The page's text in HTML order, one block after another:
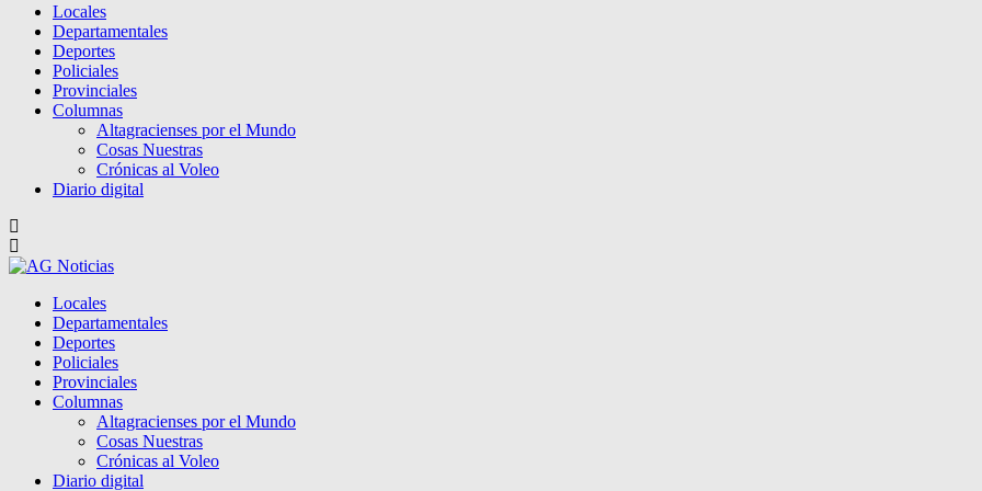
Locales
Departamentales
Deportes
Policiales
Provinciales
Columnas
Altagracienses por el Mundo
Cosas Nuestras
Crónicas al Voleo
Diario digital
Locales
Departamentales
Deportes
Policiales
Provinciales
Columnas
Altagracienses por el Mundo
Cosas Nuestras
Crónicas al Voleo
Diario digital